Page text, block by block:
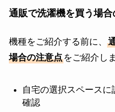
通販で洗濯機を買う場合
機種をご紹介する前に、
場合の注意点をご紹介し
自宅の選択スペース
確認